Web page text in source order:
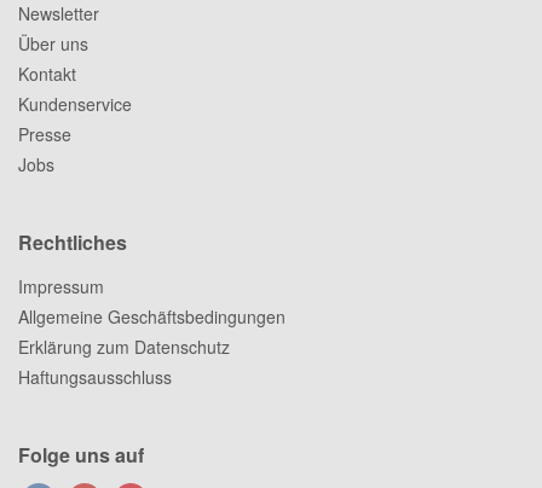
Newsletter
Über uns
Kontakt
Kundenservice
Presse
Jobs
Rechtliches
Impressum
Allgemeine Geschäftsbedingungen
Erklärung zum Datenschutz
Haftungsausschluss
Folge uns auf